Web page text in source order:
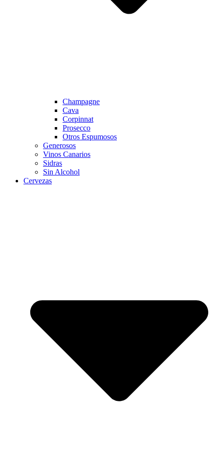
Champagne
Cava
Corpinnat
Prosecco
Otros Espumosos
Generosos
Vinos Canarios
Sidras
Sin Alcohol
Cervezas